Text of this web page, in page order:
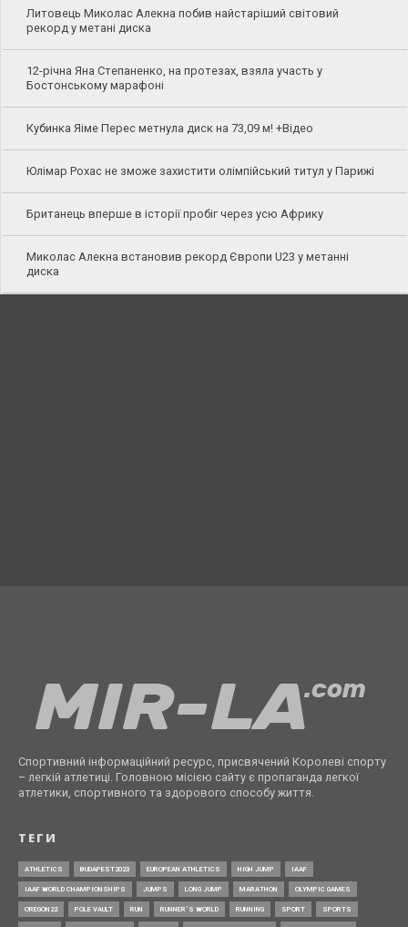
Литовець Миколас Алекна побив найстаріший світовий
рекорд у метані диска
12-річна Яна Степаненко, на протезах, взяла участь у
Бостонському марафоні
Кубинка Яіме Перес метнула диск на 73,09 м! +Відео
Юлімар Рохас не зможе захистити олімпійський титул у Парижі
Британець вперше в історії пробіг через усю Африку
Миколас Алекна встановив рекорд Європи U23 у метанні
диска
Спортивний інформаційний ресурс, присвячений Королеві спорту
– легкій атлетиці. Головною місією сайту є пропаганда легкої
атлетики, спортивного та здорового способу життя.
ТЕГИ
ATHLETICS BUDAPEST2023 EUROPEAN ATHLETICS HIGH JUMP IAAF
IAAF WORLD CHAMPIONSHIPS JUMPS LONG JUMP MARATHON OLYMPIC GAMES
OREGON22 POLE VAULT RUN RUNNER’S WORLD RUNNING SPORT SPORTS